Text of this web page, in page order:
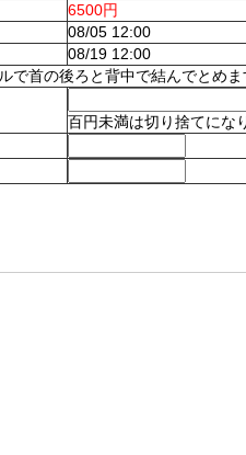
6500円
08/05 12:00
08/19 12:00
で首の後ろと背中で結んでとめ
百円未満は切り捨てにな